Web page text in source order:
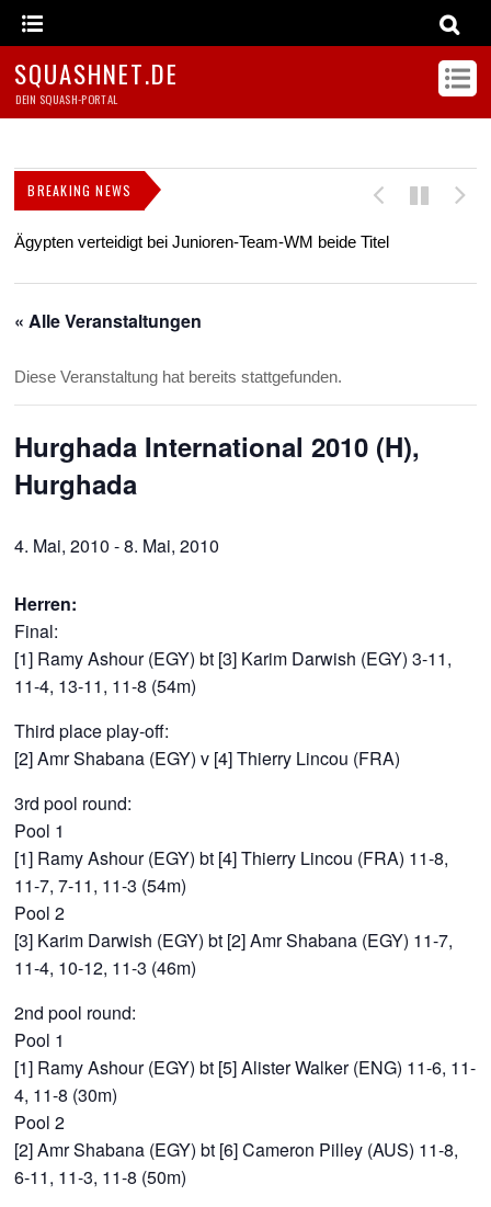
SQUASHNET.DE
DEIN SQUASH-PORTAL
BREAKING NEWS
Ägypten verteidigt bei Junioren-Team-WM beide Titel
« Alle Veranstaltungen
Diese Veranstaltung hat bereits stattgefunden.
Hurghada International 2010 (H),
Hurghada
4. Mai, 2010 -8. Mai, 2010
Herren:
Final:
[1] Ramy Ashour (EGY) bt [3] Karim Darwish (EGY) 3-11,
11-4, 13-11, 11-8 (54m)
Third place play-off:
[2] Amr Shabana (EGY) v [4] Thierry Lincou (FRA)
3rd pool round:
Pool 1
[1] Ramy Ashour (EGY) bt [4] Thierry Lincou (FRA) 11-8,
11-7, 7-11, 11-3 (54m)
Pool 2
[3] Karim Darwish (EGY) bt [2] Amr Shabana (EGY) 11-7,
11-4, 10-12, 11-3 (46m)
2nd pool round:
Pool 1
[1] Ramy Ashour (EGY) bt [5] Alister Walker (ENG) 11-6, 11-
4, 11-8 (30m)
Pool 2
[2] Amr Shabana (EGY) bt [6] Cameron Pilley (AUS) 11-8,
6-11, 11-3, 11-8 (50m)